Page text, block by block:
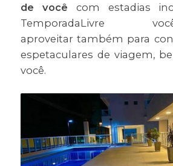
de você com estadias
TemporadaLivre
aproveitar também para
espetaculares de viagem,
você.